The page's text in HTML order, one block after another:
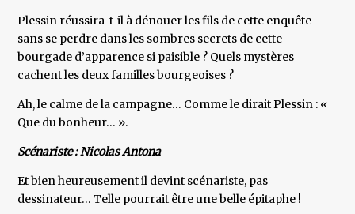
Plessin réussira-t-il à dénouer les fils de cette enquête
sans se perdre dans les sombres secrets de cette
bourgade d’apparence si paisible ? Quels mystères
cachent les deux familles bourgeoises ?
Ah, le calme de la campagne… Comme le dirait Plessin : «
Que du bonheur… ».
Scénariste : Nicolas Antona
Et bien heureusement il devint scénariste, pas
dessinateur… Telle pourrait être une belle épitaphe !